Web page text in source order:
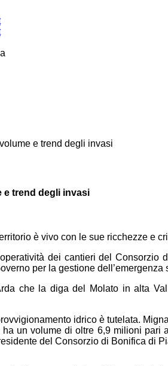
e trend degli invasi
e trend degli invasi
è vivo con le sue ricchezze e
dei cantieri del Consorzio
per la gestione dell’emergenza
che la diga del Molato in alta
idrico è tutelata.
un volume di oltre 6,9 milioni pari
del Consorzio di Bonifica di